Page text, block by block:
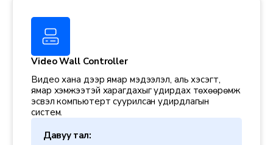
Video Wall Controller
Видео хана дээр ямар мэдээлэл, аль хэсэгт,
ямар хэмжээтэй харагдахыг удирдах төхөөрөмж
эсвэл компьютерт суурилсан удирдлагын
систем.
Давуу тал: